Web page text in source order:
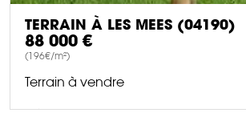
TERRAIN À LES MEES (04190)
88 000 €
(196€/m²)
Terrain à vendre